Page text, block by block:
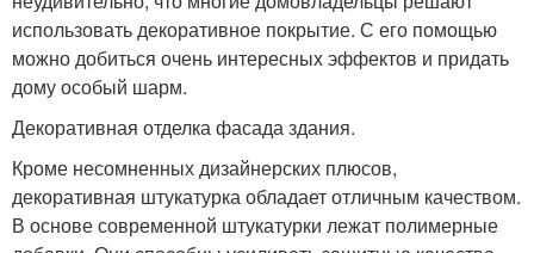
использовать декоративное покрытие. С его помощью
можно добиться очень интересных эффектов и придать
дому особый шарм.
Декоративная отделка фасада здания.
Кроме несомненных дизайнерских плюсов,
декоративная штукатурка обладает отличным качеством.
В основе современной штукатурки лежат полимерные